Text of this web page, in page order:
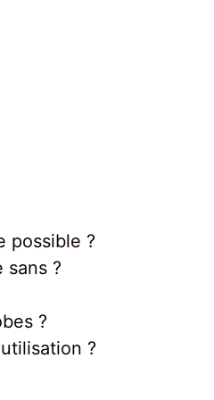
possible ?
?
?
?